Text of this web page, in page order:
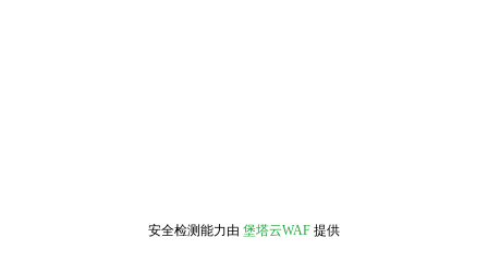
安全检测能力由 堡塔云WAF 提供